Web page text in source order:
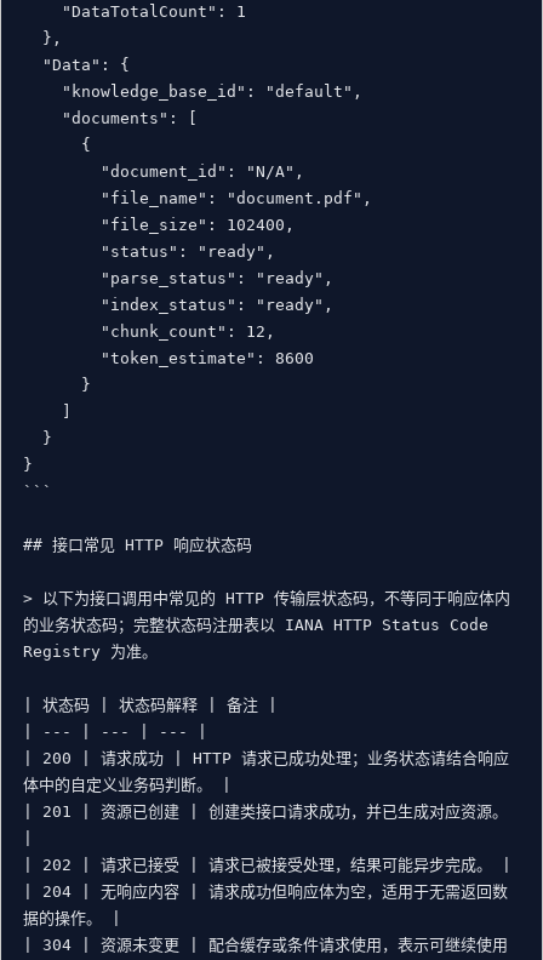
}
```
## 接口常见 HTTP 响应状态码
> 以下为接口调用中常见的 HTTP 传输层状态码，不等同于响应体内
的业务状态码；完整状态码注册表以 IANA HTTP Status Code
Registry 为准。
| 状态码 | 状态码解释 | 备注 |
| --- | --- | --- |
| 200 | 请求成功 | HTTP 请求已成功处理；业务状态请结合响应
体中的自定义业务码判断。 |
| 201 | 资源已创建 | 创建类接口请求成功，并已生成对应资源。
| 202 | 请求已接受 | 请求已被接受处理，结果可能异步完成。 |
| 204 | 无响应内容 | 请求成功但响应体为空，适用于无需返回数
据的操作。 |
| 304 | 资源未变更 | 配合缓存或条件请求使用，表示可继续使用